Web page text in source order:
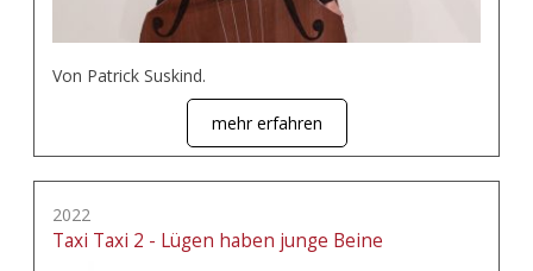
Von Patrick Suskind.
mehr erfahren
2022
Taxi Taxi 2 - Lügen haben junge Beine